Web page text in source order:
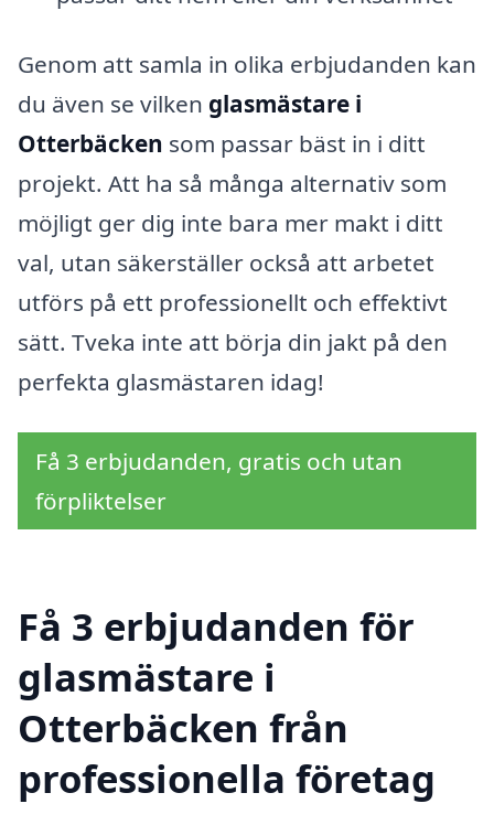
Genom att samla in olika erbjudanden kan
du även se vilken glasmästare i
Otterbäcken som passar bäst in i ditt
projekt. Att ha så många alternativ som
möjligt ger dig inte bara mer makt i ditt
val, utan säkerställer också att arbetet
utförs på ett professionellt och effektivt
sätt. Tveka inte att börja din jakt på den
perfekta glasmästaren idag!
Få 3 erbjudanden, gratis och utan
förpliktelser
Få 3 erbjudanden för
glasmästare i
Otterbäcken från
professionella företag